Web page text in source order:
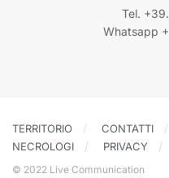
Tel.
Whatsapp
TERRITORIO CONTATTI
NECROLOGI
PRIVACY
© 2022 Live Communication